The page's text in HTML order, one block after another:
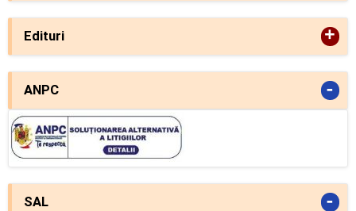
Edituri +
ANPC -
SAL -